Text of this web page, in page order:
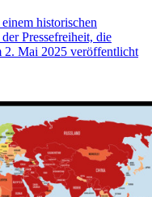
historischen
Pressefreiheit, die
2. Mai 2025 veröffentlicht